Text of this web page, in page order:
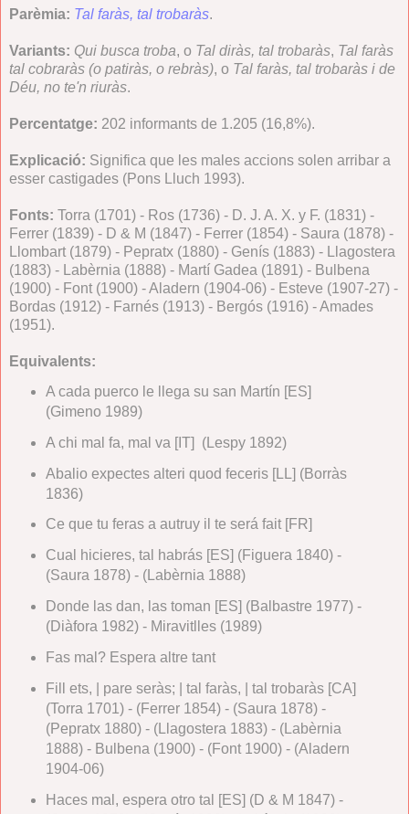
Parèmia: Tal faràs, tal trobaràs.
Variants: Qui busca troba, o Tal diràs, tal trobaràs, Tal faràs
tal cobraràs (o patiràs, o rebràs), o Tal faràs, tal trobaràs i de
Déu, no te'n riuràs.
Percentatge: 202 informants de 1.205 (16,8%).
Explicació: Significa que les males accions solen arribar a
esser castigades (Pons Lluch 1993).
Fonts: Torra (1701) - Ros (1736) - D. J. A. X. y F. (1831) -
Ferrer (1839) - D & M (1847) - Ferrer (1854) - Saura (1878) -
Llombart (1879) - Pepratx (1880) - Genís (1883) - Llagostera
(1883) - Labèrnia (1888) - Martí Gadea (1891) - Bulbena
(1900) - Font (1900) - Aladern (1904-06) - Esteve (1907-27) -
Bordas (1912) - Farnés (1913) - Bergós (1916) - Amades
(1951).
Equivalents:
A cada puerco le llega su san Martín [ES]
(Gimeno 1989)
A chi mal fa, mal va [IT] (Lespy 1892)
Abalio expectes alteri quod feceris [LL] (Borràs
1836)
Ce que tu feras a autruy il te será fait [FR]
Cual hicieres, tal habrás [ES] (Figuera 1840) -
(Saura 1878) - (Labèrnia 1888)
Donde las dan, las toman [ES] (Balbastre 1977) -
(Diàfora 1982) - Miravitlles (1989)
Fas mal? Espera altre tant
Fill ets, | pare seràs; | tal faràs, | tal trobaràs [CA]
(Torra 1701) - (Ferrer 1854) - (Saura 1878) -
(Pepratx 1880) - (Llagostera 1883) - (Labèrnia
1888) - Bulbena (1900) - (Font 1900) - (Aladern
1904-06)
Haces mal, espera otro tal [ES] (D & M 1847) -